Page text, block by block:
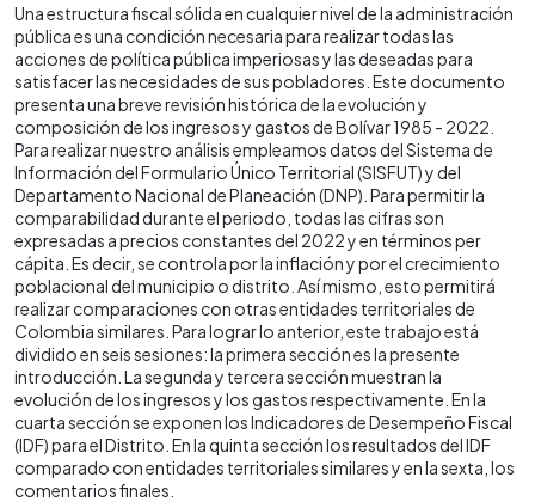
Una estructura fiscal sólida en cualquier nivel de la administración
pública es una condición necesaria para realizar todas las
acciones de política pública imperiosas y las deseadas para
satisfacer las necesidades de sus pobladores. Este documento
presenta una breve revisión histórica de la evolución y
composición de los ingresos y gastos de Bolívar 1985 - 2022.
Para realizar nuestro análisis empleamos datos del Sistema de
Información del Formulario Único Territorial (SISFUT) y del
Departamento Nacional de Planeación (DNP). Para permitir la
comparabilidad durante el periodo, todas las cifras son
expresadas a precios constantes del 2022 y en términos per
cápita. Es decir, se controla por la inflación y por el crecimiento
poblacional del municipio o distrito. Así mismo, esto permitirá
realizar comparaciones con otras entidades territoriales de
Colombia similares. Para lograr lo anterior, este trabajo está
dividido en seis sesiones: la primera sección es la presente
introducción. La segunda y tercera sección muestran la
evolución de los ingresos y los gastos respectivamente. En la
cuarta sección se exponen los Indicadores de Desempeño Fiscal
(IDF) para el Distrito. En la quinta sección los resultados del IDF
comparado con entidades territoriales similares y en la sexta, los
comentarios finales.